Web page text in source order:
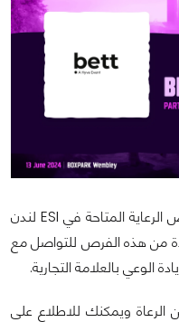
لدى المهرجان مجموعة متنوعة من فرص الرعاية المتاحة في ESI لندن
من هذه الفرص للتواصل مع
الوعي بالعلامة التجارية.
ويمكنك للاطلاع على